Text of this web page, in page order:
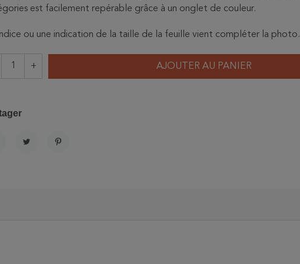
est facilement repérable grâce à un onglet de couleur.
ou une indication de la taille de la feuille vient compléter la photo.
+ AJOUTER AU PANIER